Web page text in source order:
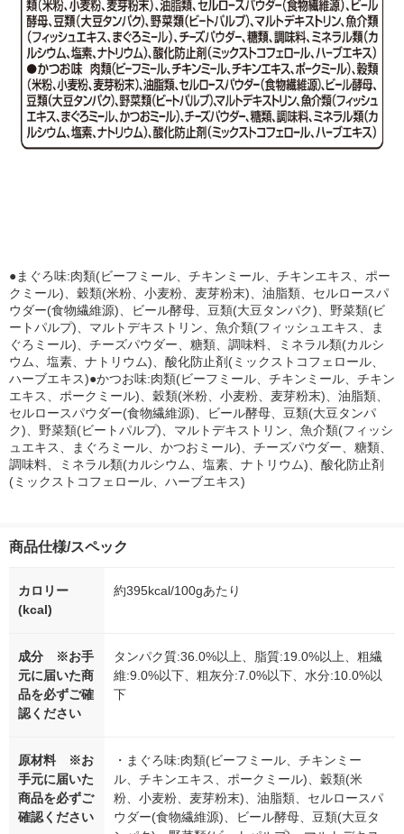
●まぐろ味:肉類(ビーフミール、チキンミール、チキンエキス、ポー
クミール)、穀類(米粉、小麦粉、麦芽粉末)、油脂類、セルロースパ
ウダー(食物繊維源)、ビール酵母、豆類(大豆タンパク)、野菜類(ビ
ートパルプ)、マルトデキストリン、魚介類(フィッシュエキス、ま
ぐろミール)、チーズパウダー、糖類、調味料、ミネラル類(カルシ
ウム、塩素、ナトリウム)、酸化防止剤(ミックストコフェロール、
ハーブエキス)●かつお味:肉類(ビーフミール、チキンミール、チキン
エキス、ポークミール)、穀類(米粉、小麦粉、麦芽粉末)、油脂類、
セルロースパウダー(食物繊維源)、ビール酵母、豆類(大豆タンパ
ク)、野菜類(ビートパルプ)、マルトデキストリン、魚介類(フィッシ
ュエキス、まぐろミール、かつおミール)、チーズパウダー、糖類、
調味料、ミネラル類(カルシウム、塩素、ナトリウム)、酸化防止剤
(ミックストコフェロール、ハーブエキス)
商品仕様/スペック
カロリー
(kcal)
約395kcal/100gあたり
成分 ※お手
元に届いた商
品を必ずご確
認ください
タンパク質:36.0%以上、脂質:19.0%以上、粗繊
維:9.0%以下、粗灰分:7.0%以下、水分:10.0%以
下
原材料 ※お
手元に届いた
商品を必ずご
確認ください
・まぐろ味:肉類(ビーフミール、チキンミー
ル、チキンエキス、ポークミール)、穀類(米
粉、小麦粉、麦芽粉末)、油脂類、セルロースパ
ウダー(食物繊維源)、ビール酵母、豆類(大豆タ